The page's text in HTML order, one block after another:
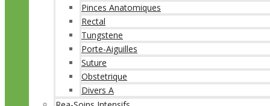
Pinces Anatomiques
Rectal
Tungstene
Porte-Aiguilles
Suture
Obstetrique
Divers A